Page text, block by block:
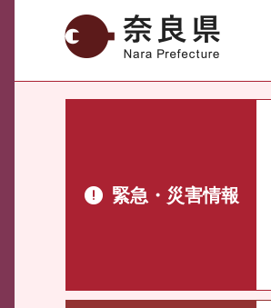
奈良県
緊急・災害情報